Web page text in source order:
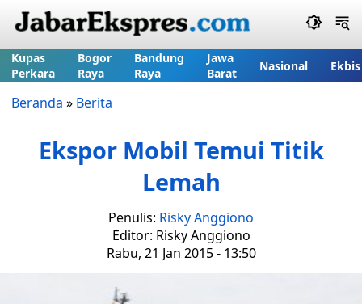
Kupas
Perkara
Bogor
Raya
Bandung
Raya
Jawa
Barat
Nasional Ekbis
Beranda » Berita
Ekspor Mobil Temui Titik
Lemah
Penulis: Risky Anggiono
Editor: Risky Anggiono
Rabu, 21 Jan 2015 - 13:50